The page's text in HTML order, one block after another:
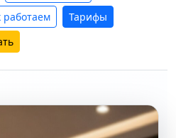
работаем
Тарифы